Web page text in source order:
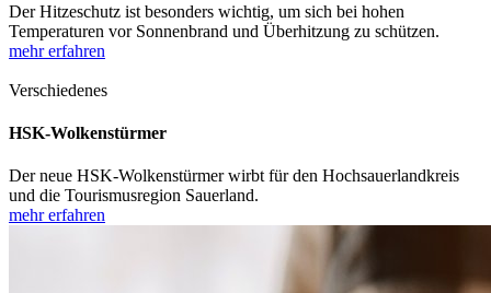
Der Hitzeschutz ist besonders wichtig, um sich bei hohen
Temperaturen vor Sonnenbrand und Überhitzung zu schützen.
mehr erfahren
Verschiedenes
HSK-Wolkenstürmer
Der neue HSK-Wolkenstürmer wirbt für den Hochsauerlandkreis
und die Tourismusregion Sauerland.
mehr erfahren